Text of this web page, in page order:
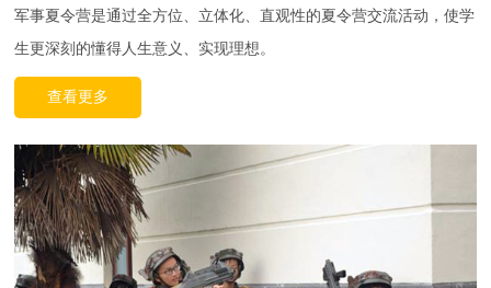
军事夏令营是通过全方位、立体化、直观性的夏令营交流活动，使学
生更深刻的懂得人生意义、实现理想。
查看更多